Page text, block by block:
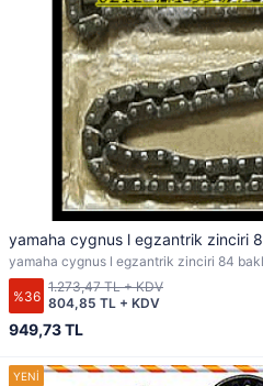
yamaha cygnus l egzantrik zinciri
yamaha cygnus l egzantrik zinciri 84
%36
949,73 TL
804,85 TL + KDV
1.273,47 TL + KDV